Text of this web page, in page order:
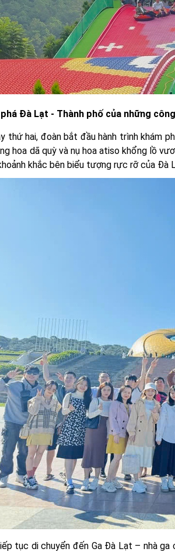
phá Đà Lạt - Thành phố của những
thứ hai, đoàn bắt đầu hành trình khám
hoa dã quỳ và nụ hoa atiso khổng lồ
khắc bên biểu tượng rực rỡ của Đà
tục di chuyển đến Ga Đà Lạt – nhà